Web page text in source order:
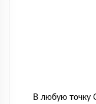
В любую точку